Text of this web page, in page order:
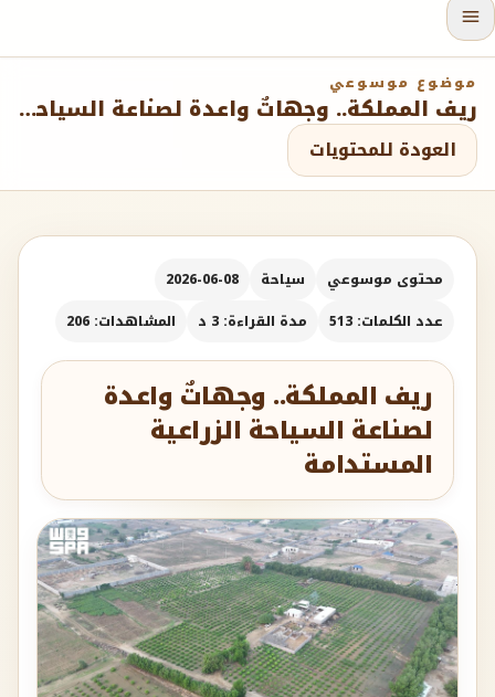
موضوع موسوعي
ريف المملكة.. وجهاتٌ واعدة لصناعة السياحة الزراعية المستدامة
العودة للمحتويات
محتوى موسوعي سياحة
2026-06-08
عدد الكلمات: 513
مدة القراءة: 3 د المشاهدات: 206
ريف المملكة.. وجهاتٌ واعدة
لصناعة السياحة الزراعية
المستدامة